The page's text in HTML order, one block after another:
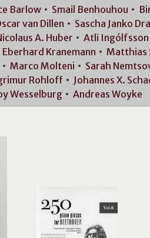
Barlow Smail Benhouhou
van Dillen Sascha Janko
A. Huber Atli Ingólfsson
Eberhard Kranemann
Matthias
Marco Molteni Sarah
Rohloff Johannes X.
Wesselburg Andreas Woyke